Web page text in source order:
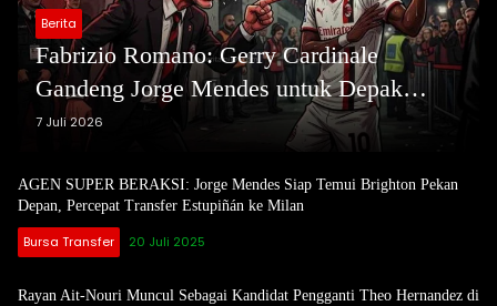
Berita
Fabrizio Romano: Gerry Cardinale
Gandeng Jorge Mendes untuk Depak
Rafael Leao!
7 Juli 2026
AGEN SUPER BERAKSI: Jorge Mendes Siap Temui Brighton Pekan
Depan, Percepat Transfer Estupiñán ke Milan
Bursa Transfer 20 Juli 2025
Rayan Ait-Nouri Muncul Sebagai Kandidat Pengganti Theo Hernandez di